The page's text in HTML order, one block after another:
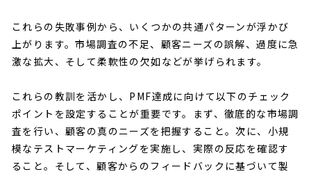
これらの失敗事例から、いくつかの共通パターンが浮かび
上がります。市場調査の不足、顧客ニーズの誤解、過度に急
激な拡大、そして柔軟性の欠如などが挙げられます。
これらの教訓を活かし、PMF達成に向けて以下のチェック
ポイントを設定することが重要です。まず、徹底的な市場調
査を行い、顧客の真のニーズを把握すること。次に、小規
模なテストマーケティングを実施し、実際の反応を確認す
ること。そして、顧客からのフィードバックに基づいて製